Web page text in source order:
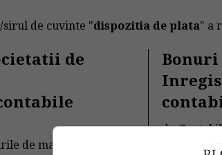
sirul de cuvinte "dispozitia de plata" a
de
de mai jos
Bonuri
de